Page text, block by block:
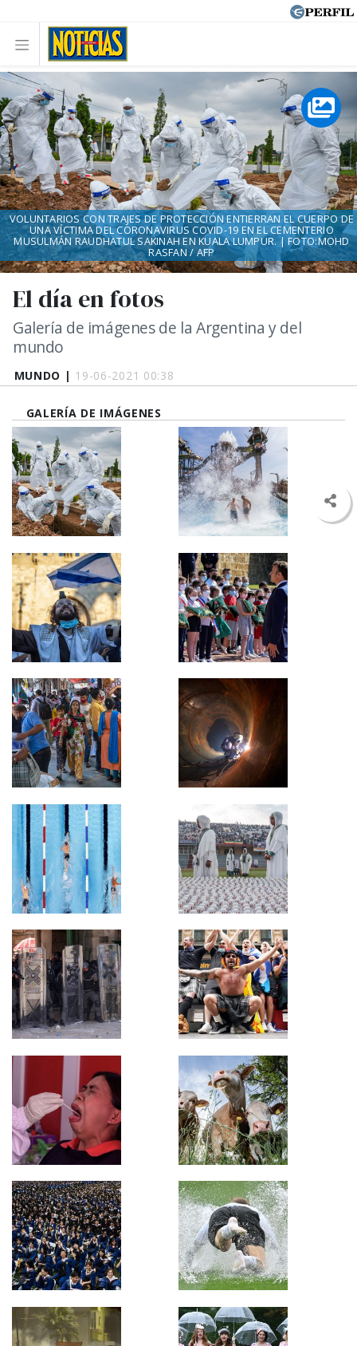
MUNDO | 19-06-2021 00:38
El día en fotos
Galería de imágenes de la Argentina y del
mundo
VOLUNTARIOS CON TRAJES DE PROTECCIÓN ENTIERRAN EL CUERPO DE
UNA VÍCTIMA DEL CORONAVIRUS COVID-19 EN EL CEMENTERIO
MUSULMÁN RAUDHATUL SAKINAH EN KUALA LUMPUR. | FOTO:MOHD
RASFAN / AFP
GALERÍA DE IMÁGENES